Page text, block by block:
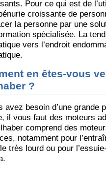
Pour ce qui est de
croissante de
la personne par une
spécialisée. La
vers l’endroit
en êtes-vous
?
avez besoin d’une grande
il vous faut des moteurs
comprend des
notamment pour
très lourd ou pour